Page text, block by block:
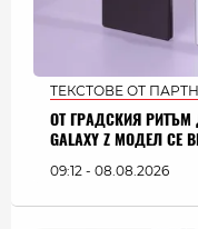
ТЕКСТОВЕ ОТ
ОТ ГРАДСКИЯ
GALAXY Z МОДЕЛ СЕ
09:12 - 08.08.2026